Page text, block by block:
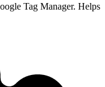
Tag Manager. Helps